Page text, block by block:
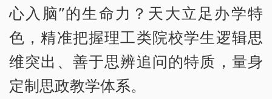
心入脑”的生命力？天大立足办学特
色，精准把握理工类院校学生逻辑思
维突出、善于思辨追问的特质，量身
定制思政教学体系。